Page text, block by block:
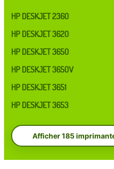
HP DESKJET 2360
HP DESKJET 3620
HP DESKJET 3650
HP DESKJET 3650V
HP DESKJET 3651
HP DESKJET 3653
Afficher 185